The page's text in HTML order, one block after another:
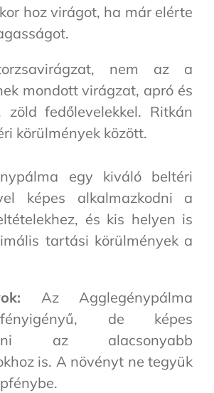
hoz virágot, ha már elérte
nem az a
mondott virágzat, apró és
zöld fedőlevelekkel. Ritkán
körülmények között.
egy kiváló beltéri
képes alkalmazkodni a
és kis helyen is
tartási körülmények a
Az Agglegénypálma
de képes
az alacsonyabb
is. A növényt ne tegyük